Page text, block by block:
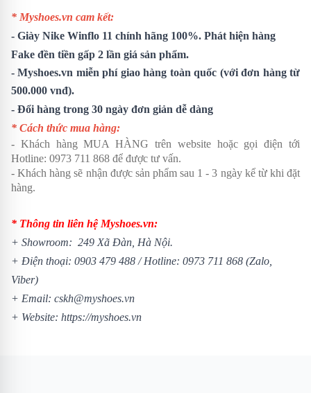
* Myshoes.vn cam kết:
- Giày Nike Winflo 11 chính hãng 100%. Phát hiện hàng
Fake đền tiền gấp 2 lần giá sản phẩm.
- Myshoes.vn miễn phí giao hàng toàn quốc (với đơn hàng từ
500.000 vnđ).
- Đổi hàng trong 30 ngày đơn giản dễ dàng
* Cách thức mua hàng:
- Khách hàng MUA HÀNG trên website hoặc gọi điện tới
Hotline: 0973 711 868 để được tư vấn.
- Khách hàng sẽ nhận được sản phẩm sau 1 - 3 ngày kể từ khi đặt
hàng.
* Thông tin liên hệ Myshoes.vn:
+ Showroom: 249 Xã Đàn, Hà Nội.
+ Điện thoại: 0903 479 488 /Hotline: 0973 711 868 (Zalo,
Viber)
+ Email: cskh@myshoes.vn
+ Website: https://myshoes.vn